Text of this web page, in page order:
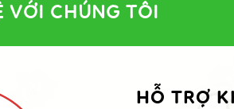
VỚI CHÚNG TÔI
HỖ TRỢ